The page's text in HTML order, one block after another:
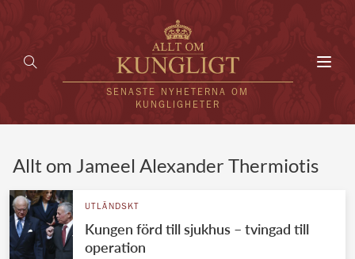
SENASTE NYHETERNA OM
KUNGLIGHETER
UTLÄNDSKT
Allt om Jameel Alexander Thermiotis
UTLÄNDSKT
Kungen förd till sjukhus – tvingad till
operation